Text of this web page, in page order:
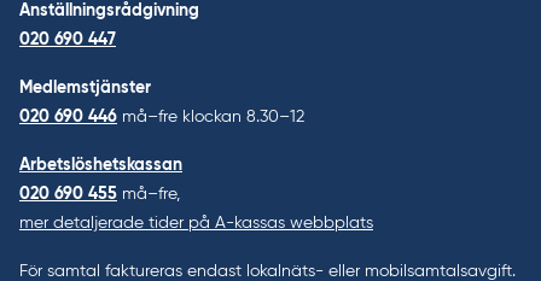
Anställningsrådgivning
020 690 447
Medlemstjänster
020 690 446 må–fre klockan 8.30–12
Arbetslöshetskassan
020 690 455 må–fre,
mer detaljerade tider på A-kassas webbplats
För samtal faktureras endast lokalnäts- eller mobilsamtalsavgift.